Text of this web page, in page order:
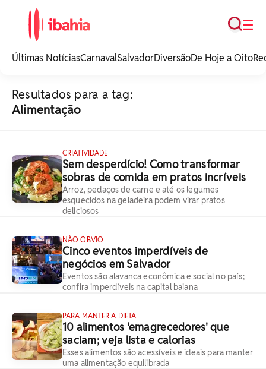
noticias e
☰
Busca
Últimas NotíciasCarnavalSalvadorDiversãoDe Hoje a Oito
Resultados para a tag:
Alimentação
CRIATIVIDADE
Sem desperdício! Como transformar
sobras de comida em pratos incríveis
Arroz, pedaços de carne e até os legumes
esquecidos na geladeira podem virar pratos
deliciosos
NÃO ÓBVIO
Cinco eventos imperdíveis de
negócios em Salvador
Eventos são alavanca econômica e social no país;
confira imperdíveis na capital baiana
PARA MANTER A DIETA
10 alimentos 'emagrecedores' que
saciam; veja lista e calorias
Esses alimentos são acessíveis e ideais para manter
uma alimentação equilibrada